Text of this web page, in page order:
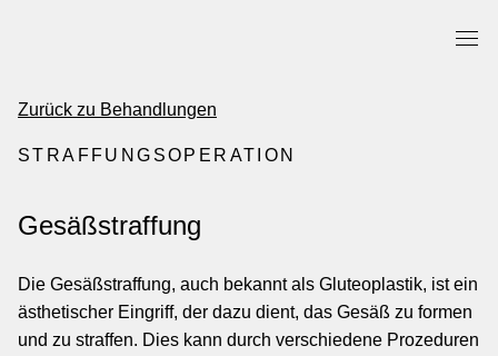
Zurück zu Behandlungen
STRAFFUNGSOPERATION
Gesäßstraffung
Die Gesäßstraffung, auch bekannt als Gluteoplastik, ist ein
ästhetischer Eingriff, der dazu dient, das Gesäß zu formen
und zu straffen. Dies kann durch verschiedene Prozeduren